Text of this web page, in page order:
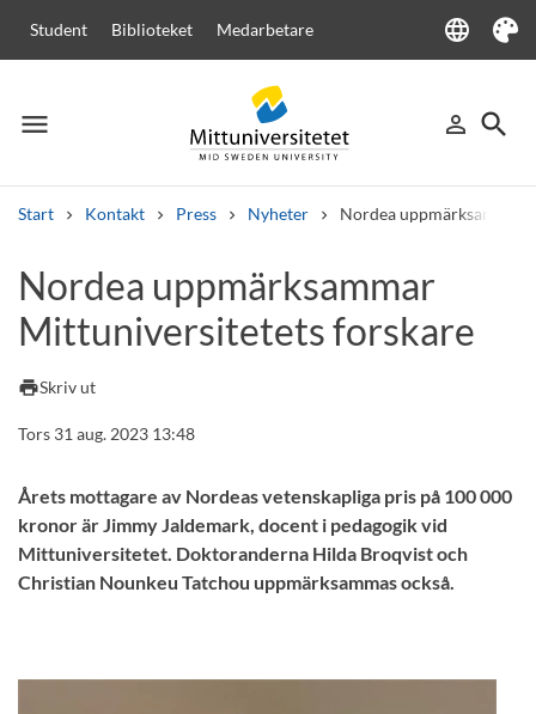
Student Biblioteket Medarbetare language
Language
Tema
menu
Meny person_outline
Logga in
search
Sök
Start Kontakt Press Nyheter Nordea
Andra söktjänster
Kurser och program Kursplaner VälkomstbrevPersonal
Nordea uppmärksammar
Mittuniversitetets forskare
printSkriv ut
Tors 31 aug. 2023 13:48
Årets mottagare av Nordeas vetenskapliga pris på 100 000
kronor är Jimmy Jaldemark, docent i pedagogik vid
Mittuniversitetet. Doktoranderna Hilda Broqvist och
Christian Nounkeu Tatchou uppmärksammas också.